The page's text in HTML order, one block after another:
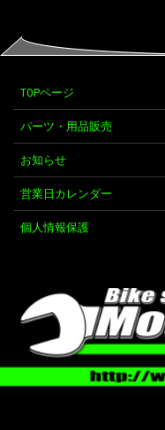
TOPページ
パーツ・用品販売
お知らせ
営業日カレンダー
個人情報保護